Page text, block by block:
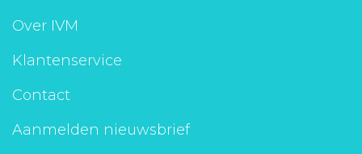
Aanmelden nieuwsbrief
Toegang leeromgeving
Over IVM
Klantenservice
Contact
Aanmelden nieuwsbrief